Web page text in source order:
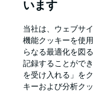
Official Partners
います
当社は、ウェブサ
機能クッキーを使
らなる最適化を図
記録することがで
を受け入れる」を
キーおよび分析ク